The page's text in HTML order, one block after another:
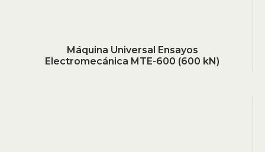
Máquina Universal Ensayos
Electromecánica MTE-600 (600 kN)